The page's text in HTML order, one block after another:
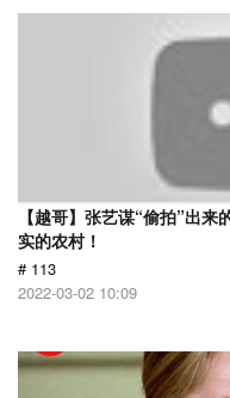
【越哥】张艺谋“偷拍”出
实的农村！
# 113
2022-03-02 10:09